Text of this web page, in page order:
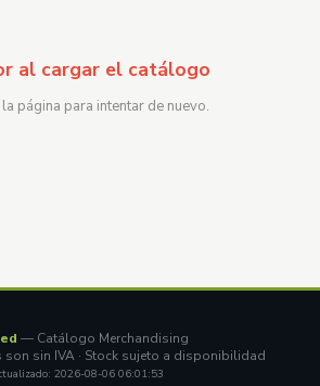
al cargar el catálogo
página para intentar de nuevo.
— Catálogo Merchandising
sin IVA · Stock sujeto a disponibilidad
2026-08-06 06:01:53